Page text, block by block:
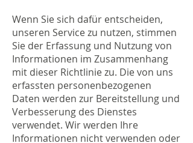
Wenn Sie sich dafür entscheiden,
unseren Service zu nutzen, stimmen
Sie der Erfassung und Nutzung von
Informationen im Zusammenhang
mit dieser Richtlinie zu. Die von uns
erfassten personenbezogenen
Daten werden zur Bereitstellung und
Verbesserung des Dienstes
verwendet. Wir werden Ihre
Informationen nicht verwenden oder